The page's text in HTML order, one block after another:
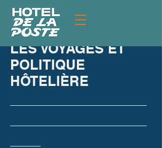
COVID-19
INFORMATION SUR
LES VOYAGES ET
POLITIQUE
HÔTELIÈRE